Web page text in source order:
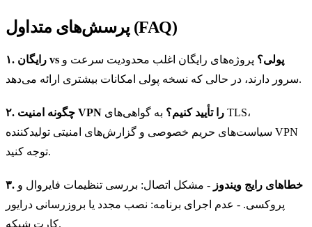
پرسش‌های متداول (FAQ)
۱. رایگان vs پولی؟ پروژه‌های رایگان اغلب محدودیت سرعت و
سرور دارند، در حالی که نسخه پولی امکانات بیشتری ارائه می‌دهد.
۲. چگونه امنیت VPN را تأیید کنیم؟ به گواهی‌های TLS،
سیاست‌های حریم خصوصی و گزارش‌های امنیتی تولیدکننده VPN
توجه کنید.
۳. خطاهای رایج ویندوز - مشکل اتصال: بررسی تنظیمات فایروال و
پروکسی. - عدم اجرای برنامه: نصب مجدد یا بروزرسانی درایور
کارت شبکه.